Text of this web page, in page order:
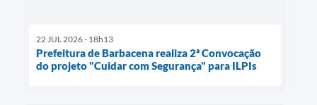
22 JUL 2026 - 18h13
Prefeitura de Barbacena realiza 2ª Convocação
do projeto "Cuidar com Segurança" para ILPIs